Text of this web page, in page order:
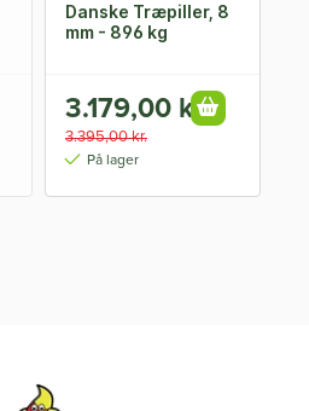
Danske Træpiller, 8
mm - 896 kg
3.179,00 kr.
3.395,00 kr.
På lager